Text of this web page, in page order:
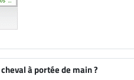
à portée de main ?